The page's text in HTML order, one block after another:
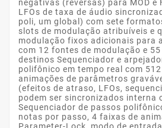
negativas (reversas) para MOD e
LFOs de taxa de áudio
poli, um global) com sete
slots de modulação atribuíveis e
modulação fixos adicionais para
com 12 fontes de modulação e
destinos Sequenciador e
polifônico em tempo real com
animações de parâmetros
(efeitos de atraso, LFOs,
podem ser sincronizados interna
Sequenciador de passos
notas por passo, 4 faixas de